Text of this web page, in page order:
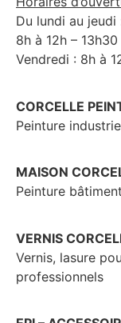
Du lundi au jeudi
8h à 12h – 13h30
Vendredi : 8h à
CORCELLE
Peinture
MAISON
Peinture
VERNIS
Vernis, lasure
professionnels